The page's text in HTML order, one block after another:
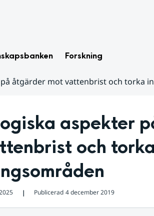
Forskning
åtgärder mot vattenbrist och torka
aspekter
och
❘ Publicerad 4 december 2019